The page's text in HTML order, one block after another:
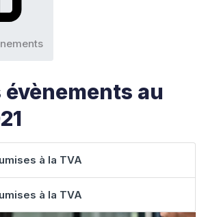
évènements au
à la TVA
à la TVA